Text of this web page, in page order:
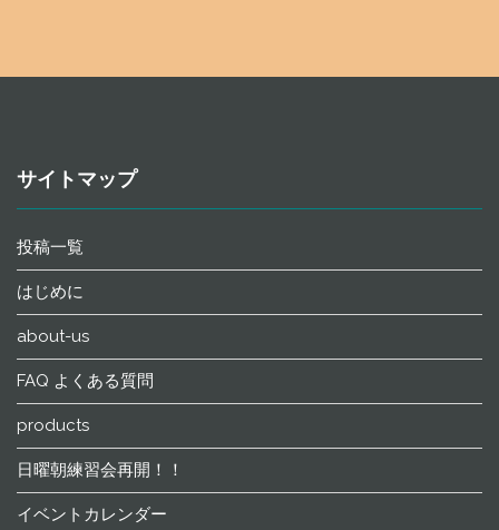
サイトマップ
投稿一覧
はじめに
about-us
FAQ よくある質問
products
日曜朝練習会再開！！
イベントカレンダー